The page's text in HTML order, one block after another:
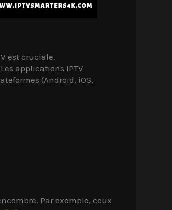
est cruciale.
applications IPTV
(Android, iOS,
Par exemple, ceux